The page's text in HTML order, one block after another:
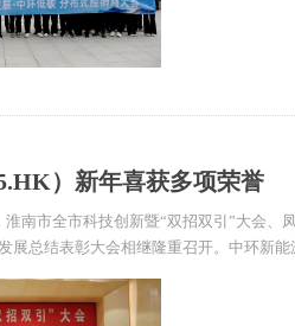
）新年喜获多项荣誉
南市全市科技创新暨“双招双引”大会、
展总结表彰大会相继隆重召开。中环新能